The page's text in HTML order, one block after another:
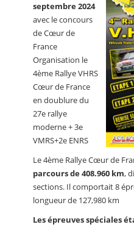
septembre 2024
avec le concours
de Cœur de
France
Organisation le
4ème Rallye VHRS
Cœur de France
en doublure du
27e rallye
moderne + 3e
VMRS+2e ENRS
Le 4ème Rallye Cœur de
parcours de 408.960 km,
sections. Il comportait 8
longueur de 127,980 km
Les épreuves spéciales